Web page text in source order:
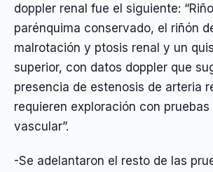
doppler renal fue el siguiente:
parénquima conservado, el riñón
malrotación y ptosis renal y un
superior, con datos doppler que
presencia de estenosis de arteria
requieren exploración con pruebas
vascular”.
-Se adelantaron el resto de las